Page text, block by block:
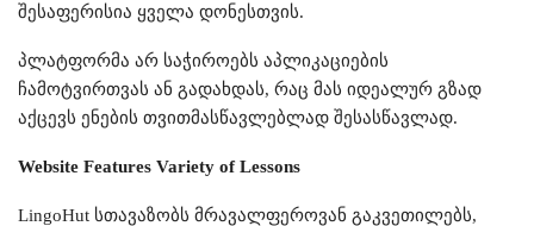
შესაფერისია ყველა დონესთვის.
პლატფორმა არ საჭიროებს აპლიკაციების
ჩამოტვირთვას ან გადახდას, რაც მას იდეალურ გზად
აქცევს ენების თვითმასწავლებლად შესასწავლად.
Website Features Variety of Lessons
LingoHut სთავაზობს მრავალფეროვან გაკვეთილებს,